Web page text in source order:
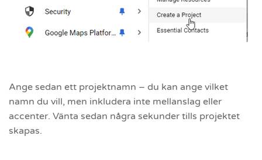
Ange sedan ett projektnamn – du kan ange vilket
namn du vill, men inkludera inte mellanslag eller
accenter. Vänta sedan några sekunder tills projektet
skapas.